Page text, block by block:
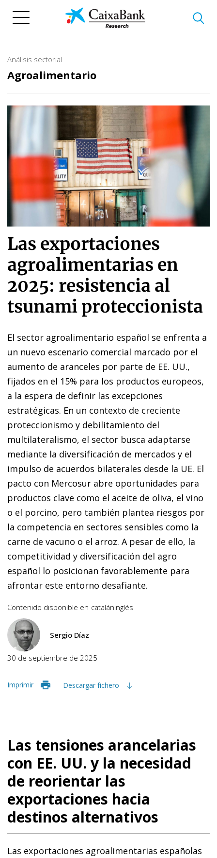
Análisis sectorial
Agroalimentario
Las exportaciones
agroalimentarias en
2025: resistencia al
tsunami proteccionista
El sector agroalimentario español se enfrenta a
un nuevo escenario comercial marcado por el
aumento de aranceles por parte de EE. UU.,
fijados en el 15% para los productos europeos,
a la espera de definir las excepciones
estratégicas. En un contexto de creciente
proteccionismo y debilitamiento del
multilateralismo, el sector busca adaptarse
mediante la diversificación de mercados y el
impulso de acuerdos bilaterales desde la UE. El
pacto con Mercosur abre oportunidades para
productos clave como el aceite de oliva, el vino
o el porcino, pero también plantea riesgos por
la competencia en sectores sensibles como la
carne de vacuno o el arroz. A pesar de ello, la
competitividad y diversificación del agro
español lo posicionan favorablemente para
afrontar este entorno desafiante.
Contenido disponible en cataláninglés
Sergio Díaz
30 de septiembre de 2025
Imprimir Descargar fichero
Las tensiones arancelarias
con EE. UU. y la necesidad
de reorientar las
exportaciones hacia
destinos alternativos
Las exportaciones agroalimentarias españolas